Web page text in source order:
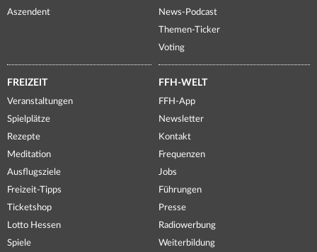
Aszendent
News-Podcast
Themen-Ticker
Voting
FREIZEIT
Veranstaltungen
Spielplätze
Rezepte
Meditation
Ausflugsziele
Freizeit-Tipps
Ticketshop
Lotto Hessen
Spiele
FFH-WELT
FFH-App
Newsletter
Kontakt
Frequenzen
Jobs
Führungen
Presse
Radiowerbung
Weiterbildung